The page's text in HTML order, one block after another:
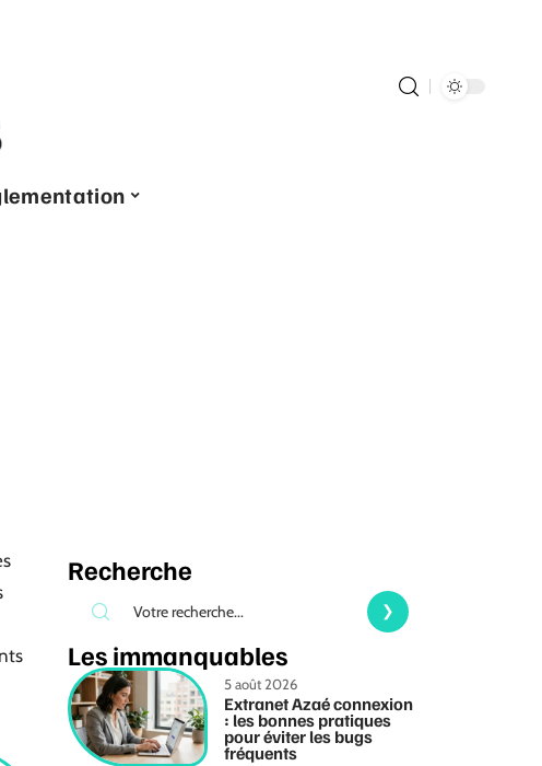
Recherche
Les immanquables
5 août 2026
Extranet Azaé connexion
: les bonnes pratiques
pour éviter les bugs
fréquents